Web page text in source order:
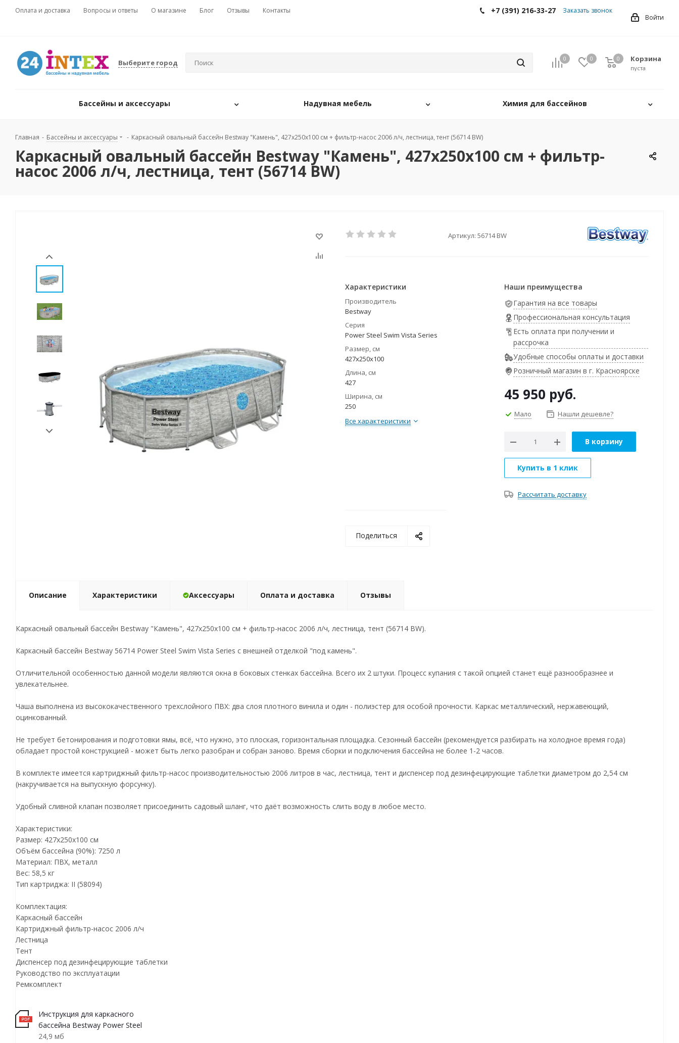
Оплата и доставка Вопросы и ответы О магазине Блог Отзывы
Контакты
Войти
+7 (391) 216-33-27 Заказать звонок
Выберите город 0 0 Корзина
0
пуста
0
Бассейны и аксессуары Надувная мебель Химия для бассейнов
Главная - Бассейны и аксессуары - Каркасный овальный бассейн Bestway "Камень", 427х250х100 см + фильтр-насос 2006 л/ч, лестница, тент (56714 BW)
Каркасный овальный бассейн Bestway "Камень", 427х250х100 см + фильтр-
насос 2006 л/ч, лестница, тент (56714 BW)
Артикул: 56714 BW
Характеристики
Производитель
Bestway
Серия
Power Steel Swim Vista Series
Размер, см
427х250х100
Длина, см
427
Ширина, см
250
Все характеристики
Наши преимущества
Гарантия на все товары
Профессиональная консультация
Есть оплата при получении и
рассрочка
Удобные способы оплаты и доставки
Розничный магазин в г. Красноярске
45 950 руб.
Мало Нашли дешевле?
В корзину
Купить в 1 клик
Рассчитать доставку
Поделиться
Описание Характеристики Аксессуары Оплата и доставка Отзывы
Каркасный овальный бассейн Bestway "Камень", 427х250х100 см + фильтр-насос 2006 л/ч, лестница, тент (56714 BW).
Каркасный бассейн Bestway 56714 Power Steel Swim Vista Series с внешней отделкой "под камень".
Отличительной особенностью данной модели являются окна в боковых стенках бассейна. Всего их 2 штуки. Процесс купания с такой опцией станет ещё разнообразнее и
увлекательнее.
Чаша выполнена из высококачественного трехслойного ПВХ: два слоя плотного винила и один - полиэстер для особой прочности. Каркас металлический, нержавеющий,
оцинкованный.
Не требует бетонирования и подготовки ямы, всё, что нужно, это плоская, горизонтальная площадка. Сезонный бассейн (рекомендуется разбирать на холодное время года)
обладает простой конструкцией - может быть легко разобран и собран заново. Время сборки и подключения бассейна не более 1-2 часов.
В комплекте имеется картриджный фильтр-насос производительностью 2006 литров в час, лестница, тент и диспенсер под дезинфецирующие таблетки диаметром до 2,54 см
(накручивается на выпускную форсунку).
Удобный сливной клапан позволяет присоединить садовый шланг, что даёт возможность слить воду в любое место.
Характеристики:
Размер: 427х250х100 см
Объём бассейна (90%): 7250 л
Материал: ПВХ, металл
Вес: 58,5 кг
Тип картриджа: ІІ (58094)
Комплектация:
Каркасный бассейн
Картриджный фильтр-насос 2006 л/ч
Лестница
Тент
Диспенсер под дезинфецирующие таблетки
Руководство по эксплуатации
Ремкомплект
Инструкция для каркасного
бассейна Bestway Power Steel
24,9 мб